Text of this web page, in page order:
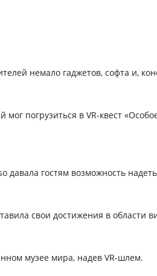
немало гаджетов, софта и,
погрузиться в VR-квест
гостям возможность
свои достижения в области
музее мира, надев VR-шлем.